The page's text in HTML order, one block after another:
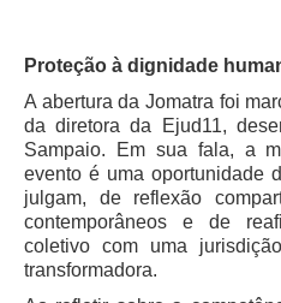
Audiências e Sessões
Calendário das Sessões
Calendário de Sessões da
Calendário das Sessões
Calendário das Sessões
Carta de Serviços ao
Proteção à dignidade
A abertura da Jomatra foi
da diretora da Ejud11,
Sampaio. Em sua fala, a
evento é uma oportunidade
julgam, de reflexão
contemporâneos e de
coletivo com uma
transformadora.